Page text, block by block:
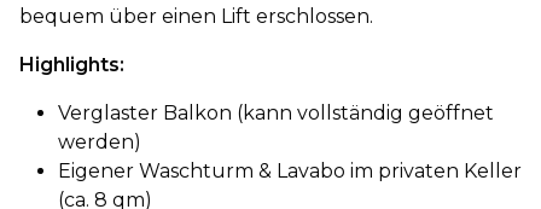
bequem über einen Lift erschlossen.
Highlights:
Verglaster Balkon (kann vollständig geöffnet
werden)
Eigener Waschturm & Lavabo im privaten Keller
(ca. 8 qm)